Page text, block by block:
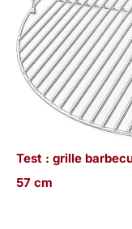
Test : grille
57 cm